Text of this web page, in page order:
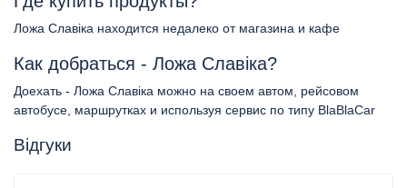
Ложа Славіка находится недалеко от магазина и кафе
Как добраться - Ложа Славіка?
Доехать - Ложа Славіка можно на своем автом, рейсовом
автобусе, маршрутках и используя сервис по типу BlaBlaCar
Відгуки